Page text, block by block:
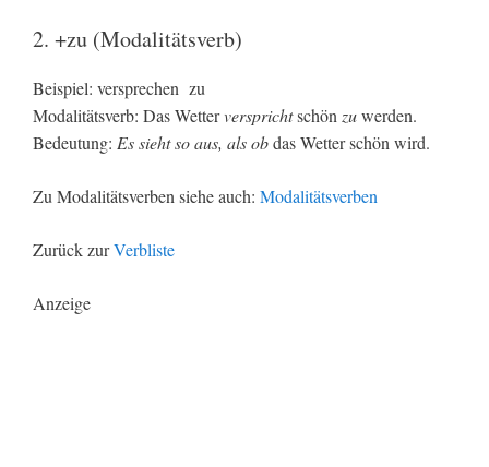
2. +zu (Modalitätsverb)
Beispiel: versprechen zu
Modalitätsverb: Das Wetterversprichtschön zuwerden.
Bedeutung: Es sieht so aus, als obdas Wetter schön wird.
Zu Modalitätsverben siehe auch: Modalitätsverben
Zurück zurVerbliste
Anzeige